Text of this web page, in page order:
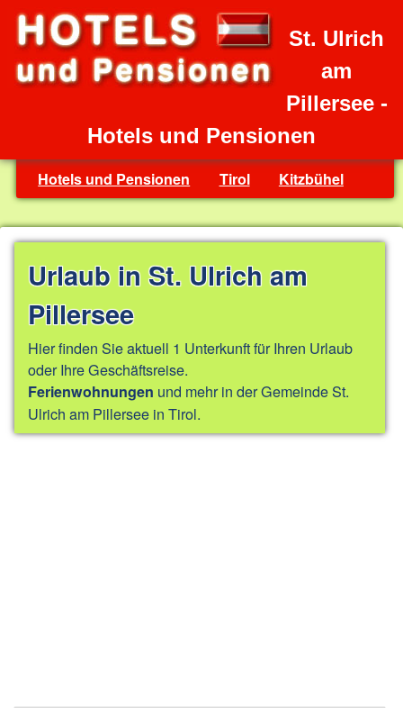
St. Ulrich
am
Pillersee -
Hotels und Pensionen
Hotels und Pensionen Tirol Kitzbühel
Urlaub in St. Ulrich am
Pillersee
Hier finden Sie aktuell 1 Unterkunft für Ihren Urlaub
oder Ihre Geschäftsreise.
Ferienwohnungen und mehr in der Gemeinde St.
Ulrich am Pillersee in Tirol.